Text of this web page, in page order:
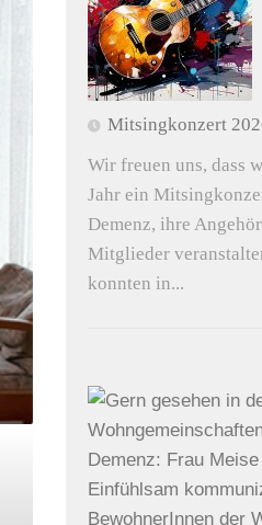
Mitsingkonzert
Wir freuen uns, dass
Jahr ein
Demenz, ihre
Mitglieder
konnten in...